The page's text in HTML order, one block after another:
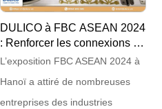
DULICO à FBC ASEAN 2024
: Renforcer les connexions et
assurer la qualité
L’exposition FBC ASEAN 2024 à
Hanoï a attiré de nombreuses
entreprises des industries